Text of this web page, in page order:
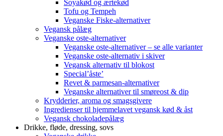
Soyakød og ærtekød
Tofu og Tempeh
Veganske Fiske-alternativer
Vegansk pålæg
Veganske oste-alternativer
Veganske oste-alternativer – se alle varianter
Veganske oste-alternativ i skiver
Vegansk alternativ til blokost
Special’åste’
Revet & parmesan-alternativer
Veganske alternativer til smøreost & dip
Krydderier, aroma og smagsgivere
Ingredienser til hjemmelavet vegansk kød & åst
Vegansk chokoladepålæg
Drikke, fløde, dressing, sovs